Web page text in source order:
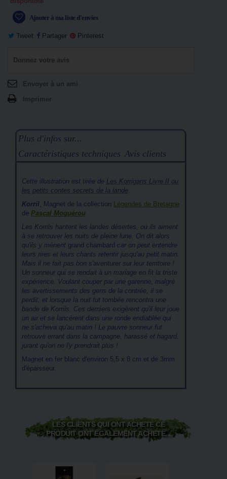
Ajouter à ma liste d'envies
Tweet Partager Pinterest
Donnez votre avis
Envoyer à un ami
Imprimer
Plus d'infos sur...
Caractéristiques techniques Avis clients
Cette illustration est tirée de Les Korrigans Livre II ou
les petits contes secrets de la lande.
Korril, Magnet de la collection Légendes de Bretagne
de Pascal Moguérou
Les Korrils hantent les landes désertes, où ils aiment
à se retrouver les nuits de pleine lune. On dit alors
qu'ils y mènent grand chambard car on peut entendre
leurs rires et leurs chants retentir jusqu'au petit matin.
Mais il ne fait pas bon s'aventurer sur leur territoire !
Un sonneur qui se rendait à un mariage en fit la triste
expérience. Voulant couper par une garenne, malgré
les avertissements des gens de la contrée, il se
perdit, et lorsque la nuit fut tombée rencontra une
bande de Korrils. Ces derniers exigèrent qu'il leur joue
un air et se lancérent dans une ronde endiablée qui
ne s'acheva qu'au matin ! Le pauvre sonneur fut
retrouvé errant dans la campagne, harassé et hagard,
jurant qu'on ne l'y prendrait plus !
Magnet en fer blanc d'environ 5,5 x 8 cm et de 3mm
d'épaisseur.
LES CLIENTS QUI ONT ACHETÉ CE
PRODUIT ONT ÉGALEMENT ACHETÉ...